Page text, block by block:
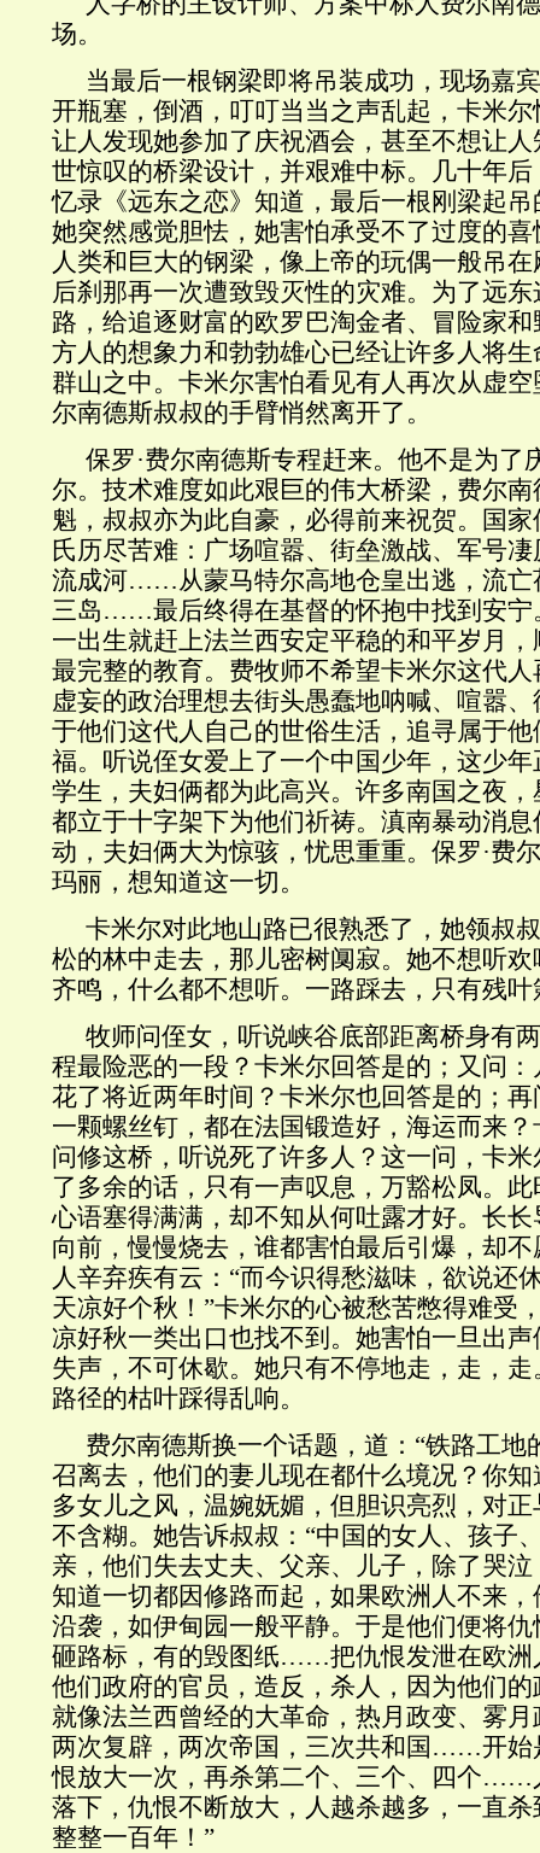
场。
当最后一根钢梁即将吊装成功，现场嘉
开瓶塞，倒酒，叮叮当当之声乱起，卡米
让人发现她参加了庆祝酒会，甚至不想让
世惊叹的桥梁设计，并艰难中标。几十年
忆录《远东之恋》知道，最后一根刚梁起
她突然感觉胆怯，她害怕承受不了过度的
人类和巨大的钢梁，像上帝的玩偶一般吊
后刹那再一次遭致毁灭性的灾难。为了远
路，给追逐财富的欧罗巴淘金者、冒险家
方人的想象力和勃勃雄心已经让许多人将
群山之中。卡米尔害怕看见有人再次从虚
尔南德斯叔叔的手臂悄然离开了。
保罗·费尔南德斯专程赶来。他不是为了
尔。技术难度如此艰巨的伟大桥梁，费尔南
魁，叔叔亦为此自豪，必得前来祝贺。国
氏历尽苦难：广场喧嚣、街垒激战、军号
流成河……从蒙马特尔高地仓皇出逃，流亡
三岛……最后终得在基督的怀抱中找到安宁
一出生就赶上法兰西安定平稳的和平岁月
最完整的教育。费牧师不希望卡米尔这代
虚妄的政治理想去街头愚蠢地呐喊、喧嚣
于他们这代人自己的世俗生活，追寻属于
福。听说侄女爱上了一个中国少年，这少
学生，夫妇俩都为此高兴。许多南国之夜
都立于十字架下为他们祈祷。滇南暴动消
动，夫妇俩大为惊骇，忧思重重。保罗·费
玛丽，想知道这一切。
卡米尔对此地山路已很熟悉了，她领叔
松的林中走去，那儿密树阒寂。她不想听
齐鸣，什么都不想听。一路踩去，只有残
牧师问侄女，听说峡谷底部距离桥身有
程最险恶的一段？卡米尔回答是的；又问
花了将近两年时间？卡米尔也回答是的；
一颗螺丝钉，都在法国锻造好，海运而来
问修这桥，听说死了许多人？这一问，卡
了多余的话，只有一声叹息，万豁松凤。
心语塞得满满，却不知从何吐露才好。长
向前，慢慢烧去，谁都害怕最后引爆，却
人辛弃疾有云：“而今识得愁滋味，欲说还
天凉好个秋！”卡米尔的心被愁苦憋得难受
凉好秋一类出口也找不到。她害怕一旦出
失声，不可休歇。她只有不停地走，走，
路径的枯叶踩得乱响。
费尔南德斯换一个话题，道：“铁路工地
召离去，他们的妻儿现在都什么境况？你
多女儿之风，温婉妩媚，但胆识亮烈，对
不含糊。她告诉叔叔：“中国的女人、孩子
亲，他们失去丈夫、父亲、儿子，除了哭
知道一切都因修路而起，如果欧洲人不来
沿袭，如伊甸园一般平静。于是他们便将
砸路标，有的毁图纸……把仇恨发泄在欧洲
他们政府的官员，造反，杀人，因为他们
就像法兰西曾经的大革命，热月政变、雾
两次复辟，两次帝国，三次共和国……开始
恨放大一次，再杀第二个、三个、四个……
落下，仇恨不断放大，人越杀越多，一直
整整一百年！”